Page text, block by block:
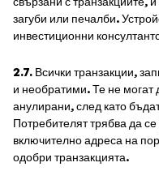
загуби или печалби.
инвестиционни
2.7. Всички транзакции,
и необратими. Те не
анулирани, след като
Потребителят трябва да
включително адреса на
одобри транзакцията.